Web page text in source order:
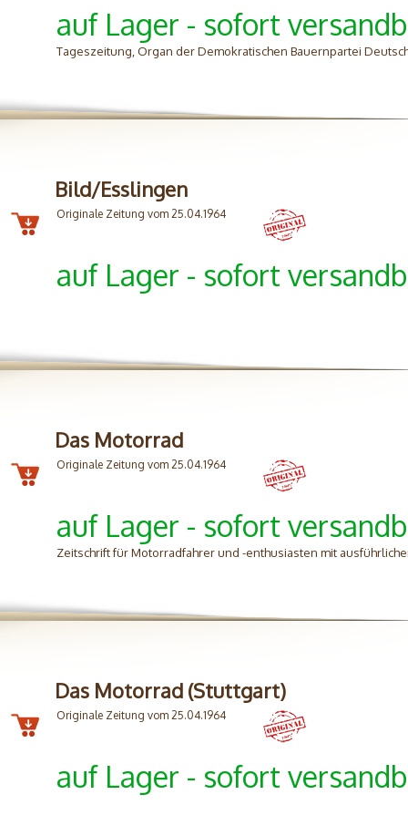
auf Lager - sofort
Tageszeitung, Organ der Demokratischen Bauernpartei
Bild/Esslingen
Originale Zeitung vom 25.04.1964
auf Lager - sofort
Das Motorrad
Originale Zeitung vom 25.04.1964
auf Lager - sofort
Zeitschrift für Motorradfahrer und -enthusiasten mit
Das Motorrad (Stuttgart)
Originale Zeitung vom 25.04.1964
auf Lager - sofort